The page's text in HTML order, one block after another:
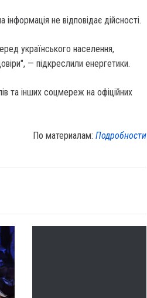
не відповідає дійсності.
українського населення,
— підкреслили енергетики.
та інших соцмереж на офіційних
По материалам:Подробности